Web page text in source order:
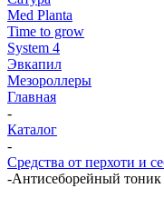
Med Planta
Time to grow
System 4
Эвкапил
Мезороллеры
Главная
-
Каталог
-
Средства от перхоти и
-Антисеборейный